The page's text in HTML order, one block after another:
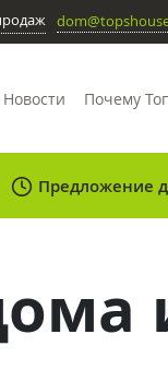
Новости Почему
clock Предложение